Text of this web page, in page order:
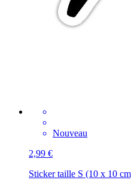
Nouveau
2,99 €
Sticker taille S (10 x 10